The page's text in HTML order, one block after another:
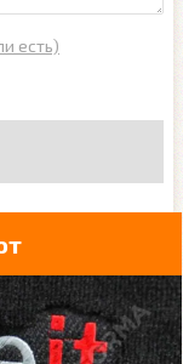
есть)